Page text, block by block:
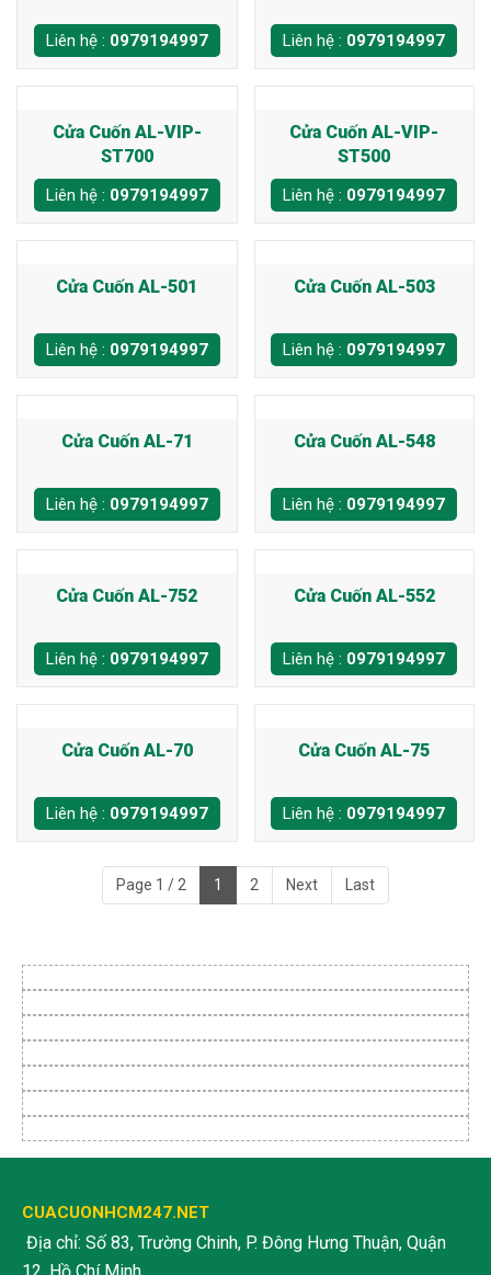
Liên hệ : 0979194997 Liên hệ : 0979194997
Cửa Cuốn AL-VIP-
ST700
Liên hệ : 0979194997
Cửa Cuốn AL-VIP-
ST500
Liên hệ : 0979194997
Cửa Cuốn AL-501
Liên hệ : 0979194997
Cửa Cuốn AL-503
Liên hệ : 0979194997
Cửa Cuốn AL-71
Liên hệ : 0979194997
Cửa Cuốn AL-548
Liên hệ : 0979194997
Cửa Cuốn AL-752
Liên hệ : 0979194997
Cửa Cuốn AL-552
Liên hệ : 0979194997
Cửa Cuốn AL-70
Liên hệ : 0979194997
Cửa Cuốn AL-75
Liên hệ : 0979194997
Page 1 / 2 1 2 Next Last
CUACUONHCM247.NET
Địa chỉ: Số 83, Trường Chinh, P. Đông Hưng Thuận, Quận